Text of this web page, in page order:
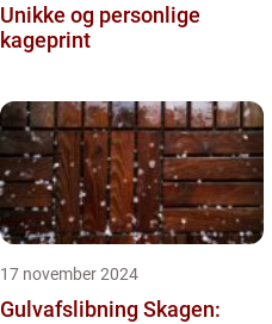
Unikke og personlige
kageprint
17 november 2024
Gulvafslibning Skagen: